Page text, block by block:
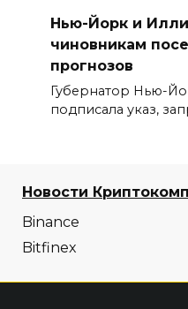
Нью-Йорк и
чиновникам
прогнозов
Губернатор Нью-
подписала указ,
Новости
Binance
Bitfinex